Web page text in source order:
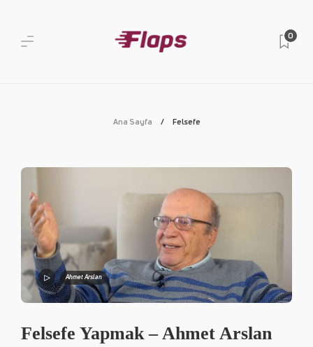
0
Ana Sayfa Felsefe
Ahmet Arslan
Felsefe Yapmak – Ahmet Arslan